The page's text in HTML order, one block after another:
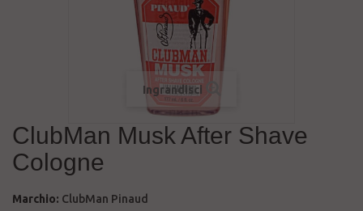
Ingrandisci
ClubMan Musk After Shave
Cologne
Marchio: ClubMan Pinaud